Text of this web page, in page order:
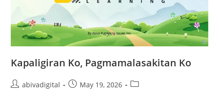
Kapaligiran Ko, Pagmamalasakitan Ko
abivadigital May 19, 2026